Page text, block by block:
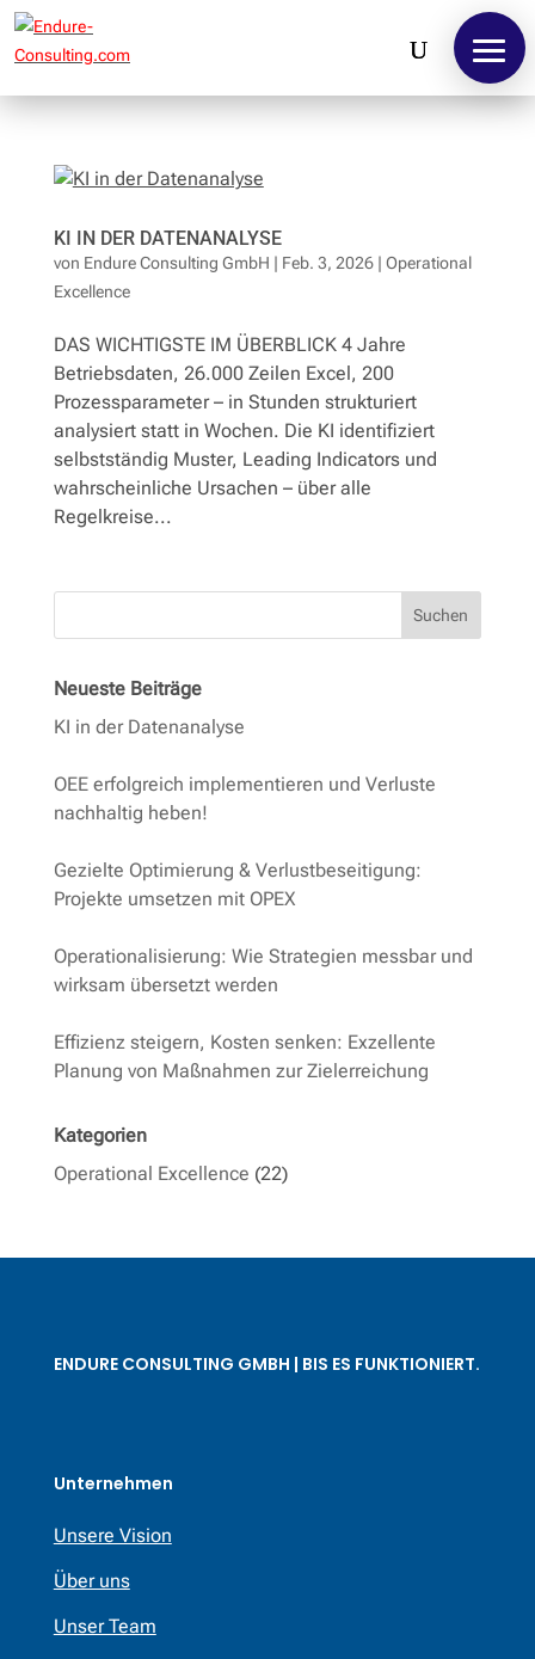
Home
Leistungen
Fallstudien
Referenzen
Kontakt
KI IN DER DATENANALYSE
von Endure Consulting GmbH | Feb. 3, 2026| Operational
Excellence
DAS WICHTIGSTE IM ÜBERBLICK 4 Jahre
Betriebsdaten, 26.000 Zeilen Excel, 200
Prozessparameter – in Stunden strukturiert
analysiert statt in Wochen. Die KI identifiziert
selbstständig Muster, Leading Indicators und
wahrscheinliche Ursachen – über alle
Regelkreise...
Suchen
Neueste Beiträge
KI in der Datenanalyse
OEE erfolgreich implementieren und Verluste
nachhaltig heben!
Gezielte Optimierung & Verlustbeseitigung:
Projekte umsetzen mit OPEX
Operationalisierung: Wie Strategien messbar und
wirksam übersetzt werden
Effizienz steigern, Kosten senken: Exzellente
Planung von Maßnahmen zur Zielerreichung
Kategorien
Operational Excellence (22)
ENDURE CONSULTING GMBH | BIS ES FUNKTIONIERT.
Unternehmen
Unsere Vision
Über uns
Unser Team